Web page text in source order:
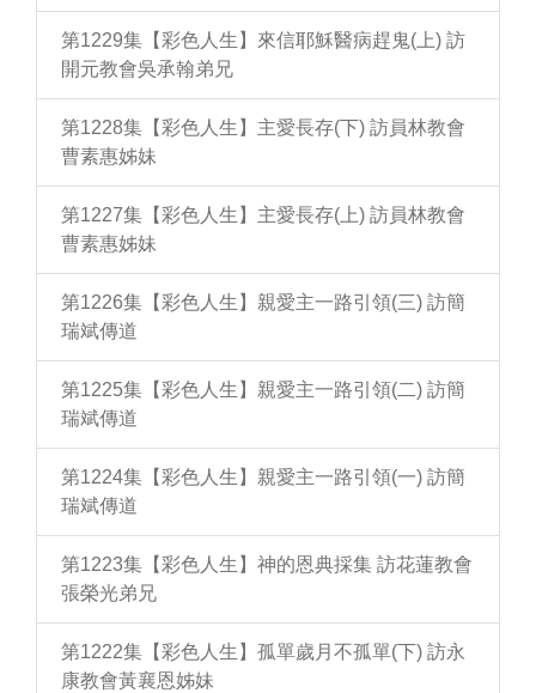
第1229集【彩色人生】來信耶穌醫病趕鬼(上) 訪
開元教會吳承翰弟兄
第1228集【彩色人生】主愛長存(下) 訪員林教會
曹素惠姊妹
第1227集【彩色人生】主愛長存(上) 訪員林教會
曹素惠姊妹
第1226集【彩色人生】親愛主一路引領(三) 訪簡
瑞斌傳道
第1225集【彩色人生】親愛主一路引領(二) 訪簡
瑞斌傳道
第1224集【彩色人生】親愛主一路引領(一) 訪簡
瑞斌傳道
第1223集【彩色人生】神的恩典採集 訪花蓮教會
張榮光弟兄
第1222集【彩色人生】孤單歲月不孤單(下) 訪永
康教會黃襄恩姊妹